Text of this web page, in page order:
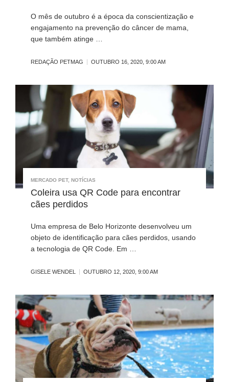
O mês de outubro é a época da conscientização e
engajamento na prevenção do câncer de mama,
que também atinge …
REDAÇÃO PETMAG OUTUBRO 16, 2020, 9:00 AM
MERCADO PET, NOTÍCIAS
Coleira usa QR Code para encontrar
cães perdidos
Uma empresa de Belo Horizonte desenvolveu um
objeto de identificação para cães perdidos, usando
a tecnologia de QR Code. Em …
GISELE WENDEL OUTUBRO 12, 2020, 9:00 AM